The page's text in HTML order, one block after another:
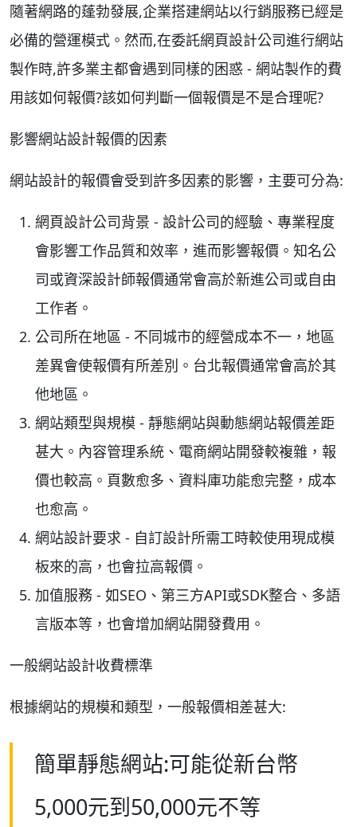
隨著網路的蓬勃發展,企業搭建網站以行銷服務已經是
必備的營運模式。然而,在委託網頁設計公司進行網站
製作時,許多業主都會遇到同樣的困惑 - 網站製作的費
用該如何報價?該如何判斷一個報價是不是合理呢?
影響網站設計報價的因素
網站設計的報價會受到許多因素的影響，主要可分為:
網頁設計公司背景 - 設計公司的經驗、專業程度
會影響工作品質和效率，進而影響報價。知名公
司或資深設計師報價通常會高於新進公司或自由
工作者。
公司所在地區 - 不同城市的經營成本不一，地區
差異會使報價有所差別。台北報價通常會高於其
他地區。
網站類型與規模 - 靜態網站與動態網站報價差距
甚大。內容管理系統、電商網站開發較複雜，報
價也較高。頁數愈多、資料庫功能愈完整，成本
也愈高。
網站設計要求 - 自訂設計所需工時較使用現成模
板來的高，也會拉高報價。
加值服務 - 如SEO、第三方API或SDK整合、多語
言版本等，也會增加網站開發費用。
一般網站設計收費標準
根據網站的規模和類型，一般報價相差甚大:
簡單靜態網站:可能從新台幣
5,000元到50,000元不等